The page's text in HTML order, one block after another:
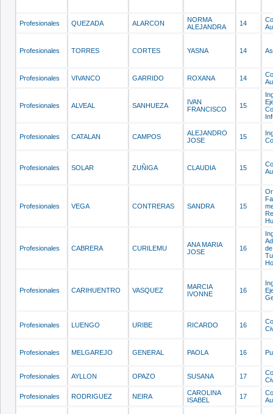
Profesionales QUEZADA ALARCON
NORMA
ALEJANDRA
14
Profesionales TORRES CORTES YASNA 14
Profesionales VIVANCO GARRIDO ROXANA 14
Profesionales ALVEAL SANHUEZA
IVAN
FRANCISCO
15
Profesionales CATALAN CAMPOS
ALEJANDRO
JOSE
15
Profesionales SOLAR ZUÑIGA CLAUDIA 15
Profesionales VEGA CONTRERAS SANDRA 15
Profesionales CABRERA CURILEMU
ANA MARIA
JOSE
16
Profesionales CARIHUENTRO VASQUEZ
MARCIA
IVONNE
16
Profesionales LUENGO URIBE RICARDO 16
Profesionales MELGAREJO GENERAL PAOLA 16
Profesionales AYLLON OPAZO SUSANA 17
Profesionales RODRIGUEZ NEIRA
CAROLINA
ISABEL
17